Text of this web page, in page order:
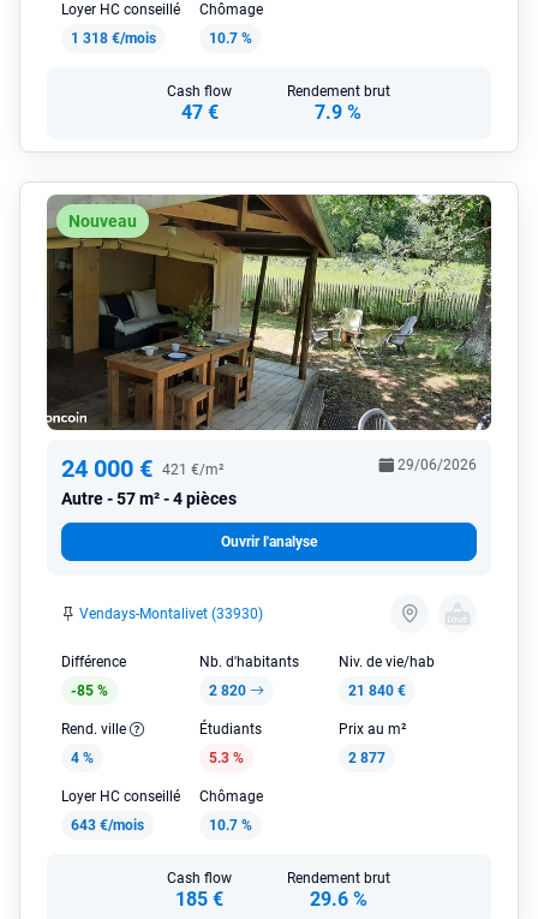
Loyer HC conseillé
1 318 €/mois
Chômage
10.7 %
Cash flow
47 €
Rendement brut
7.9 %
Nouveau
24 000 € 421 €/m²
Autre 57 m² - 4 pièces
29/06/2026
Ouvrir l'analyse
Vendays-Montalivet (33930)
Différence
-85 %
Nb. d'habitants
2 820
Niv. de vie/hab
21 840 €
Rend. ville
4 %
Étudiants
5.3 %
Prix au m²
2 877
Loyer HC conseillé
643 €/mois
Chômage
10.7 %
Cash flow
185 €
Rendement brut
29.6 %